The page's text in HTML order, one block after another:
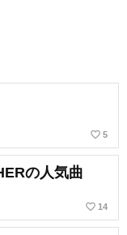
favorite_border 5
の人気曲
favorite_border 14